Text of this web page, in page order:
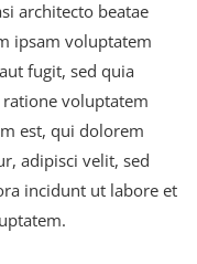
architecto beatae
ipsam voluptatem
fugit, sed quia
voluptatem
est, qui dolorem
adipisci velit, sed
incidunt ut labore et